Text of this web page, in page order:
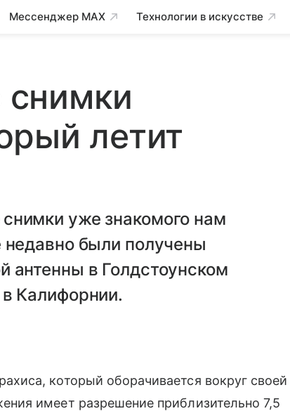
Мессенджер MAX Технологии в искусстве
снимки
летит
уже знакомого нам
недавно были получены
антенны в Голдстоунском
Калифорнии.
который оборачивается вокруг своей
имеет разрешение приблизительно 7,5